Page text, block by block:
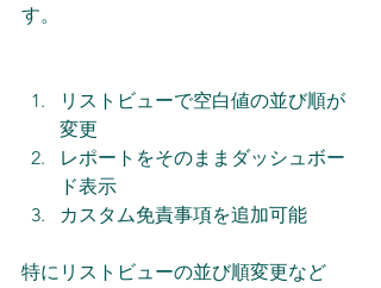
す。
リストビューで空白値の並び順が
変更
レポートをそのままダッシュボー
ド表示
カスタム免責事項を追加可能
特にリストビューの並び順変更など